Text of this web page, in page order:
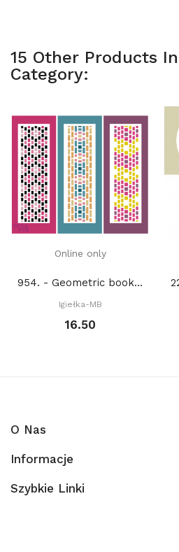
15 Other Products
Category:
Online only
954. - Geometric bookmarks (PDF)
Igiełka-MB
16.50
O Nas
Informacje
Szybkie Linki